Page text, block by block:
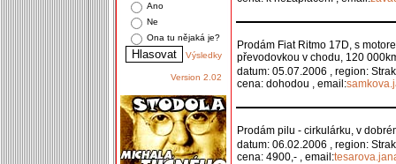
Ano
Ne
Ona tu nějaká je?
Výsledky
Version 2.02
Prodám Fiat Ritmo 17D, s
převodovkou v chodu, 120
datum: 05.07.2006 , region:
cena: dohodou , email:
Prodám pilu - cirkulárku, v
datum: 06.02.2006 , region:
cena: 4900,- , email: